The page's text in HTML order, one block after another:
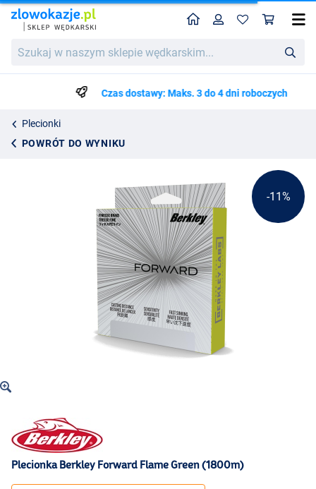
w
wędkarskim...
HomeProfil
Czas dostawy: Maks. 3 do 4 dni roboczych
Plecionki
POWRÓT DO WYNIKU
Plecionka Berkley Forward Flame Green (1800m)
1492.50
1328.57
-11%
Plecionka Berkley Forward Flame Green (1800m)